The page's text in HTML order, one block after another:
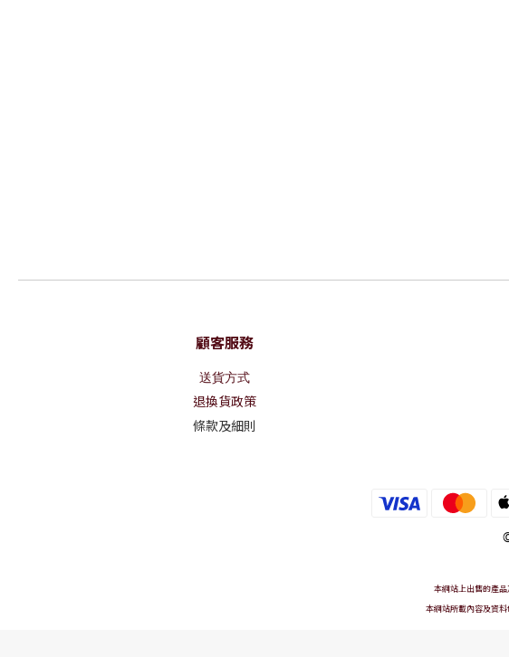
顧客服務
送貨方式
退換貨政策
條款及細則
本網站上出售的產
本網站所載內容及資